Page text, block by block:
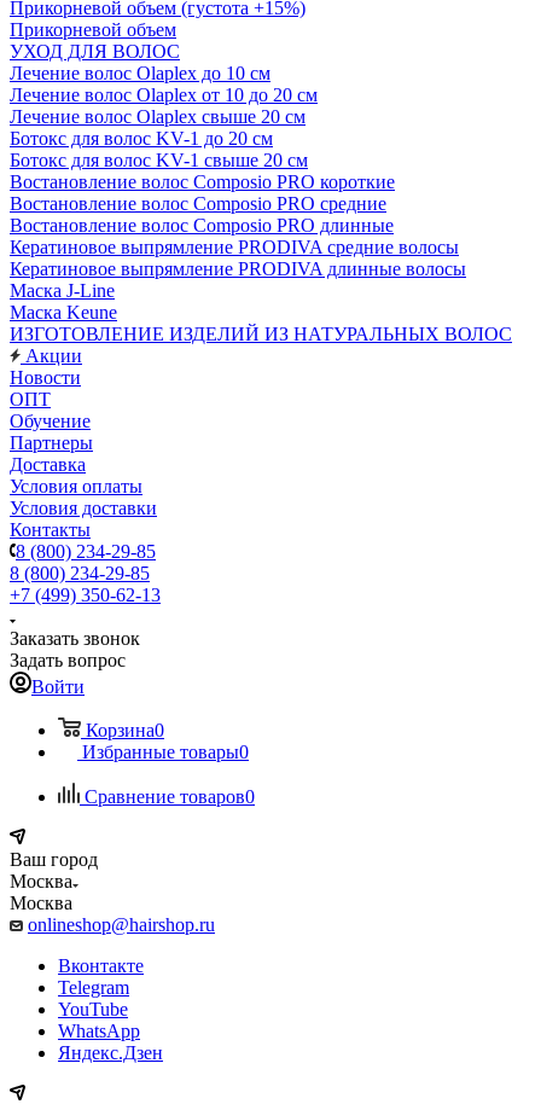
Прикорневой объем (густота +15%)
Прикорневой объем
УХОД ДЛЯ ВОЛОС
Лечение волос Olapleх до 10 см
Лечение волос Olapleх от 10 до 20 см
Лечение волос Olapleх свыше 20 см
Ботокс для волос KV-1 до 20 см
Ботокс для волос KV-1 свыше 20 см
Востановление волос Composio PRO короткие
Востановление волос Composio PRO средние
Востановление волос Composio PRO длинные
Кератиновое выпрямление PRODIVA средние волосы
Кератиновое выпрямление PRODIVA длинные волосы
Маска J-Line
Маска Keune
ИЗГОТОВЛЕНИЕ ИЗДЕЛИЙ ИЗ НАТУРАЛЬНЫХ ВОЛОС
Акции
Новости
ОПТ
Обучение
Партнеры
Доставка
Условия оплаты
Условия доставки
Контакты
8 (800) 234-29-85
8 (800) 234-29-85
+7 (499) 350-62-13
Заказать звонок
Задать вопрос
Войти
Корзина0
Избранные товары0
Сравнение товаров0
Ваш город
Москва
Москва
onlineshop@hairshop.ru
Вконтакте
Telegram
YouTube
WhatsApp
Яндекс.Дзен